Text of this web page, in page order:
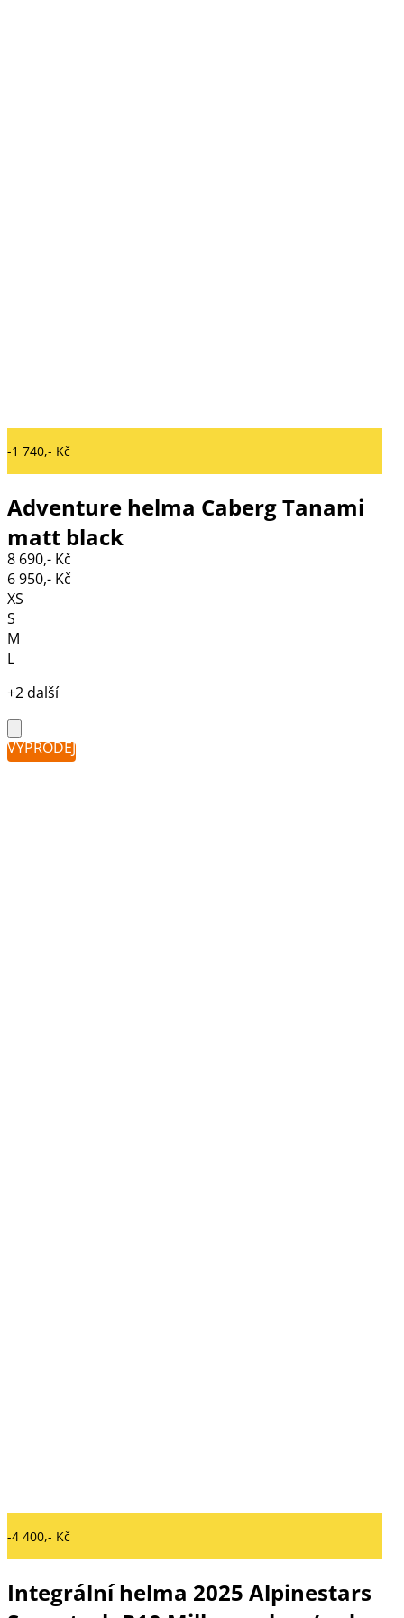
-1 740,- Kč
Adventure helma Caberg Tanami
matt black
8 690,- Kč
6 950,- Kč
XS
S
M
L
+2 další
VÝPRODEJ
-4 400,- Kč
Integrální helma 2025 Alpinestars